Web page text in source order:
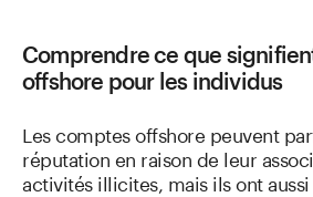
Comprendre ce que
offshore pour les individus
Les comptes offshore peuvent
réputation en raison de leur
activités illicites, mais ils ont